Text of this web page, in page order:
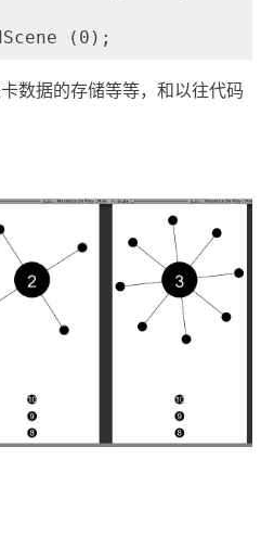
数据的存储等等，和以往代码